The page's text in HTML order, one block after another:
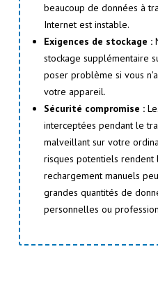
beaucoup de données à
Internet est instable.
Exigences de stockage :
stockage supplémentaire
poser problème si vous
votre appareil.
Sécurité compromise :
interceptées pendant le
malveillant sur votre
risques potentiels
rechargement manuels
grandes quantités de
personnelles ou